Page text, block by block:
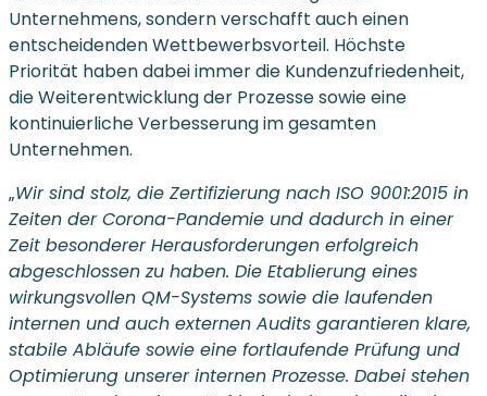
Unternehmens, sondern verschafft auch einen
entscheidenden Wettbewerbsvorteil. Höchste
Priorität haben dabei immer die Kundenzufriedenheit,
die Weiterentwicklung der Prozesse sowie eine
kontinuierliche Verbesserung im gesamten
Unternehmen.
„Wir sind stolz, die Zertifizierung nach ISO 9001:2015 in
Zeiten der Corona-Pandemie und dadurch in einer
Zeit besonderer Herausforderungen erfolgreich
abgeschlossen zu haben. Die Etablierung eines
wirkungsvollen QM-Systems sowie die laufenden
internen und auch externen Audits garantieren klare,
stabile Abläufe sowie eine fortlaufende Prüfung und
Optimierung unserer internen Prozesse. Dabei stehen